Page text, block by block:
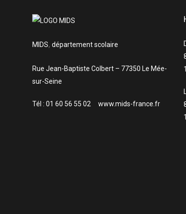
MIDS, département scolaire
Rue Jean-Baptiste Colbert – 77350 Le Mée-
sur-Seine
Tél : 01 60 56 55 02 www.mids-france.fr